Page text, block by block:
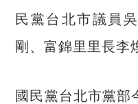
民黨台北市議員
剛、富錦里里長李
國民黨台北市黨部